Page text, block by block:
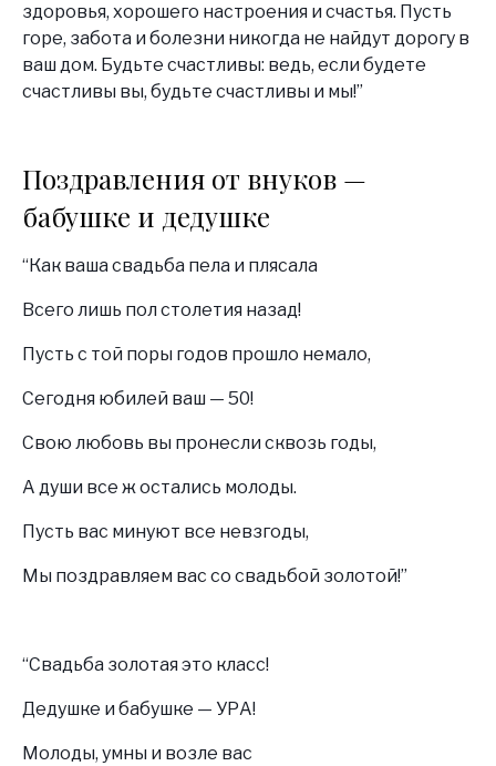
здоровья, хорошего настроения и счастья. Пусть
горе, забота и болезни никогда не найдут дорогу в
ваш дом. Будьте счастливы: ведь, если будете
счастливы вы, будьте счастливы и мы!”
Поздравления от внуков —
бабушке и дедушке
“Как ваша свадьба пела и плясала
Всего лишь пол столетия назад!
Пусть с той поры годов прошло немало,
Сегодня юбилей ваш — 50!
Свою любовь вы пронесли сквозь годы,
А души все ж остались молоды.
Пусть вас минуют все невзгоды,
Мы поздравляем вас со свадьбой золотой!”
“Свадьба золотая это класс!
Дедушке и бабушке — УРА!
Молоды, умны и возле вас